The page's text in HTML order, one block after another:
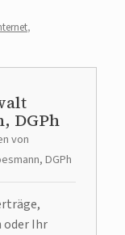
,
DGPh
von
DGPh
oder Ihr